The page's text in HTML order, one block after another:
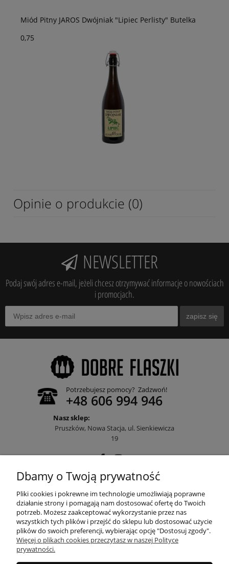
Miód Pitny JAROS Dwójniak "Lipiec Perlisty" Butelka
0,75
Opinie o produkcie (0)
NEWSLETTER
Podaj swój adres e-mail, jeżeli chcesz otrzymywać informacje o nowościach
i promocjach.
zapisz się
Potrzebujesz pomocy? Zadzwoń!
+48 606 994 946
Nasz sklep:
Pruszków, Nowa Stacja, ul. Sienkiewicza
19
POMOC
MOJE KONTO
Dbamy o Twoją prywatność
Pliki cookies i pokrewne im technologie umożliwiają poprawne
działanie strony i pomagają nam dostosować ofertę do Twoich
potrzeb. Możesz zaakceptować wykorzystanie przez nas
wszystkich tych plików i przejść do sklepu lub dostosować użycie
plików do swoich preferencji, wybierając opcję "Dostosuj zgody".
Więcej o plikach cookies przeczytasz w naszej Polityce
prywatności.